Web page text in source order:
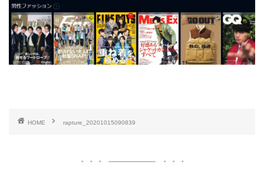
HOME rapture_20201015090839